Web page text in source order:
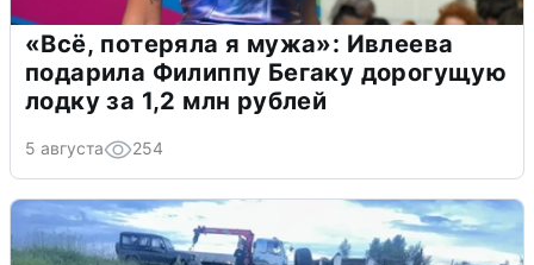
«Всё, потеряла я мужа»: Ивлеева
подарила Филиппу Бегаку дорогущую
лодку за 1,2 млн рублей
5 августа 254